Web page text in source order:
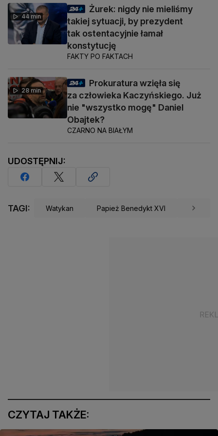
44 min
Żurek: nigdy nie mieliśmy
takiej sytuacji, by prezydent
tak ostentacyjnie łamał
konstytucję
FAKTY PO FAKTACH
28 min
Prokuratura wzięła się
za człowieka Kaczyńskiego. Już
nie "wszystko mogę" Daniel
Obajtek?
CZARNO NA BIAŁYM
UDOSTĘPNIJ:
TAGI: Watykan Papież Benedykt XVI
CZYTAJ TAKŻE: